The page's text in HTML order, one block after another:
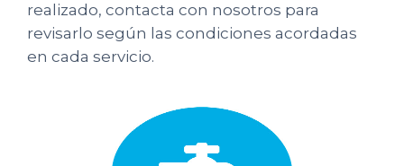
realizado, contacta con nosotros para
revisarlo según las condiciones acordadas
en cada servicio.